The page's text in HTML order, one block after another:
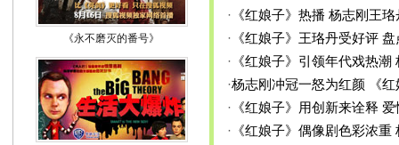
《永不磨灭的番号》
· 《红娘子》热播 杨志刚王
· 《红娘子》王珞丹受好评
· 《红娘子》引领年代戏热潮
·杨志刚冲冠一怒为红颜 《
· 《红娘子》用创新来诠释
· 《红娘子》偶像剧色彩浓